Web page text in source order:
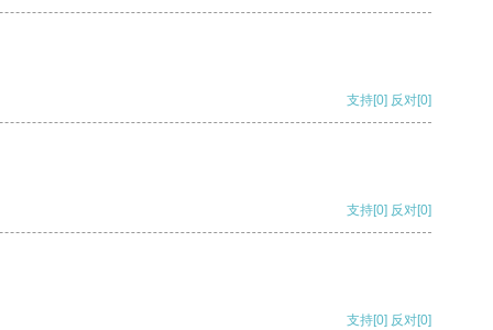
支持[0] 反对[0]
支持[0] 反对[0]
支持[0] 反对[0]